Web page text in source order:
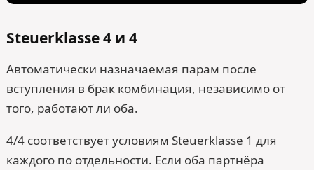
Steuerklasse 4 и 4
Автоматически назначаемая парам после
вступления в брак комбинация, независимо от
того, работают ли оба.
4/4 соответствует условиям Steuerklasse 1 для
каждого по отдельности. Если оба партнёра